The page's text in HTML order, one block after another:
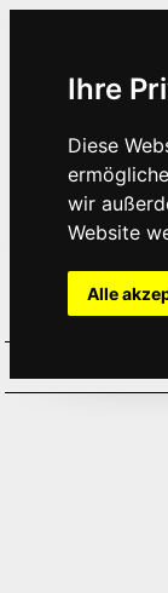
Ihre
Diese
wir
Website
Alle